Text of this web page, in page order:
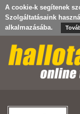
A cookie-k segítenek
Szolgáltatásaink
alkalmazásába.